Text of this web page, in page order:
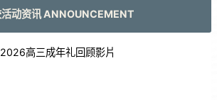
活动资讯 ANNOUNCEMENT
2026高三成年礼回顾影片